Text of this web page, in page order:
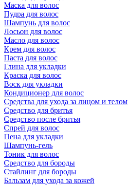
Маска для волос
Пудра для волос
Шампунь для волос
Лосьон для волос
Масло для волос
Крем для волос
Паста для волос
Глина для укладки
Краска для волос
Воск для укладки
Кондиционер для волос
Средства для ухода за лицом и телом
Средство для бритья
Средство после бритья
Спрей для волос
Пена для укладки
Шампунь-гель
Тоник для волос
Средство для бороды
Стайлинг для бороды
Бальзам для ухода за кожей